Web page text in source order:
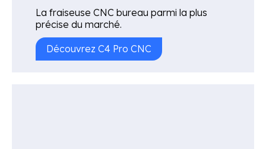
La fraiseuse CNC bureau parmi la plus
précise du marché.
Découvrez C4 Pro CNC